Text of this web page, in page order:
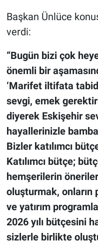
Başkan Ünlüce
verdi:
“Bugün bizi çok
önemli bir
‘Marifet iltifata
sevgi, emek
diyerek Eskişehir
hayallerinizle
Bizler katılımcı
Katılımcı bütçe;
hemşerilerin
oluşturmak, onların
ve yatırım
2026 yılı bütçesini
sizlerle birlikte